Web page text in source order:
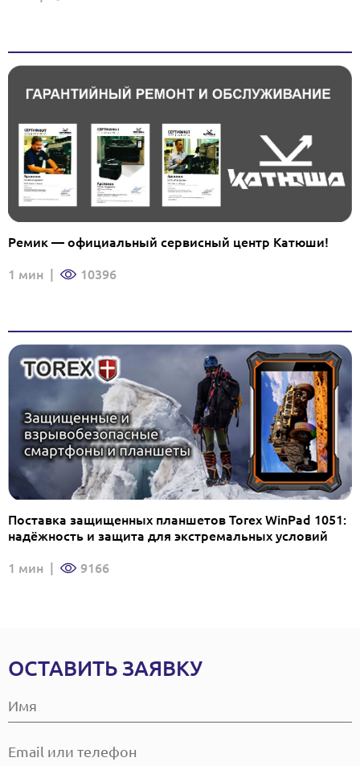
Ремик — официальный сервисный центр Катюши!
1 мин 10396
Поставка защищенных планшетов Torex WinPad 1051:
надёжность и защита для экстремальных условий
1 мин 9166
ОСТАВИТЬ ЗАЯВКУ